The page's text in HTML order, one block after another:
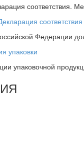
соответствия.
Федерации
упаковочной